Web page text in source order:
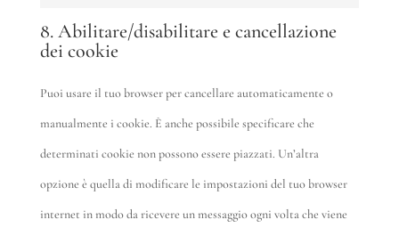
8. Abilitare/disabilitare e cancellazione
dei cookie
Puoi usare il tuo browser per cancellare automaticamente o
manualmente i cookie. È anche possibile specificare che
determinati cookie non possono essere piazzati. Un’altra
opzione è quella di modificare le impostazioni del tuo browser
internet in modo da ricevere un messaggio ogni volta che viene